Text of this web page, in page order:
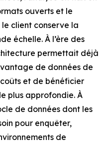
ouverts et le
client conserve la
échelle. À l’ère des
permettait déjà
de données de
et de bénéficier
plus approfondie. À
de données dont les
pour enquêter,
de